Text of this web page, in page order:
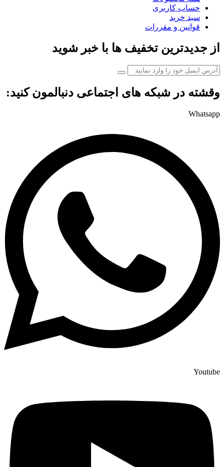
حساب کاربری
سبد خرید
قوانین و مقررات
از جدیدترین تخفیف ها با خبر شوید
وقشته در شبکه های اجتماعی دنبالمون کنید:
Whatsapp
Youtube